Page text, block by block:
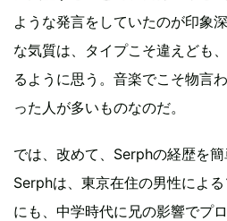
ような発言をしていたのが印象
な気質は、タイプこそ違えども
るように思う。音楽でこそ物言
った人が多いものなのだ。
では、改めて、Serphの経歴を簡
Serphは、東京在住の男性によ
にも、中学時代に兄の影響でプ